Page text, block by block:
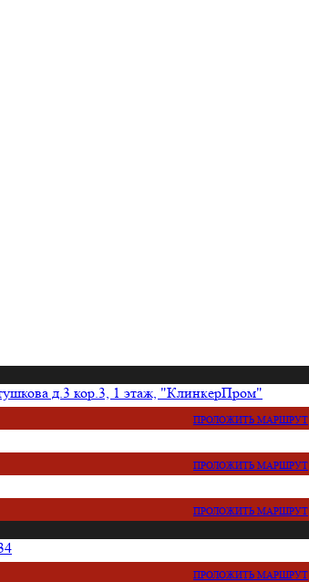
д.3 кор.3, 1 этаж, "КлинкерПром"
ПРОЛОЖИТЬ МАРШРУТ
ПРОЛОЖИТЬ МАРШРУТ
ПРОЛОЖИТЬ МАРШРУТ
ПРОЛОЖИТЬ МАРШРУТ